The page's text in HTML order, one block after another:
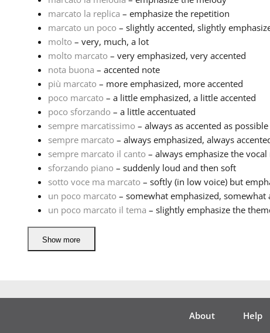
marcato la replica – emphasize the repetition
marcato un poco – slightly accented, slightly
molto – very, much, a lot
molto marcato – very emphasized, very accented
nota buona – accented note
più marcato – more emphasized, more accented
poco marcato – a little emphasized, a little accented
poco sforzando – a little accentuated
sempre marcatissimo – always as accented as possible
sempre marcato – always emphasized, always
sempre marcato il canto – always emphasize the
sforzando piano – suddenly loud and then soft
sotto voce ma marcato – softly (in low voice) but
un poco marcato – somewhat emphasized, somewhat
un poco marcato il tema – slightly emphasize the
Show more
About Help